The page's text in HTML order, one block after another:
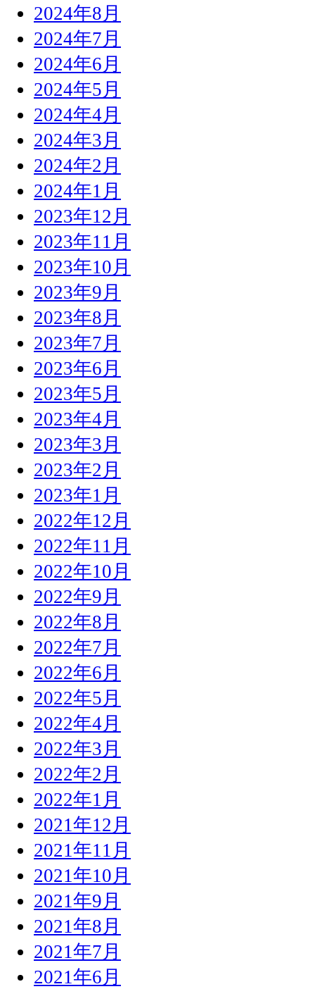
2024年8月
2024年7月
2024年6月
2024年5月
2024年4月
2024年3月
2024年2月
2024年1月
2023年12月
2023年11月
2023年10月
2023年9月
2023年8月
2023年7月
2023年6月
2023年5月
2023年4月
2023年3月
2023年2月
2023年1月
2022年12月
2022年11月
2022年10月
2022年9月
2022年8月
2022年7月
2022年6月
2022年5月
2022年4月
2022年3月
2022年2月
2022年1月
2021年12月
2021年11月
2021年10月
2021年9月
2021年8月
2021年7月
2021年6月